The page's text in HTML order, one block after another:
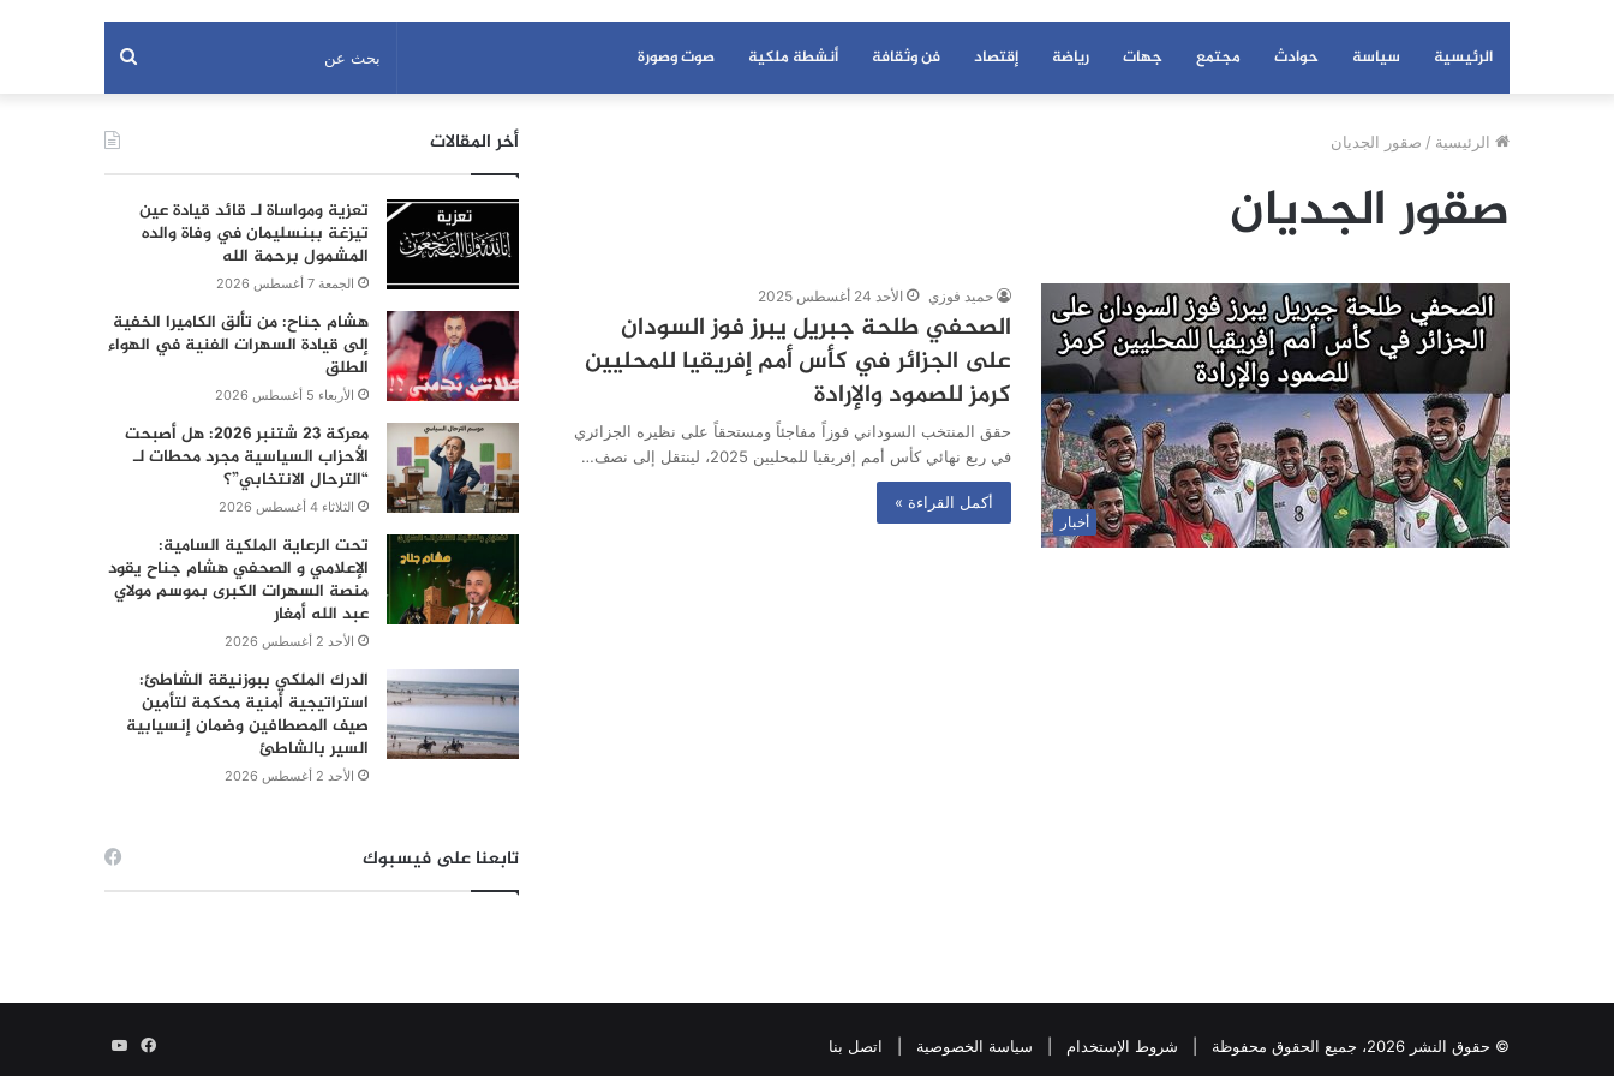
الرئيسية سياسة حوادث مجتمع جهات رياضة إقتصاد فن وثقافة أنشطة ملكية صوت وصورة بحث
عن
الرئيسية / صقور الجديان
صقور الجديان
أخبار
حميد فوزي الأحد 24 أغسطس 2025
الصحفي طلحة جبريل يبرز فوز السودان
على الجزائر في كأس أمم إفريقيا للمحليين
كرمز للصمود والإرادة
حقق المنتخب السوداني فوزاً مفاجئاً ومستحقاً على نظيره الجزائري
في ربع نهائي كأس أمم إفريقيا للمحليين 2025، لينتقل إلى نصف…
أكمل القراءة »
أخر المقالات
تعزية ومواساة لـ قائد قيادة عين
تيزغة ببنسليمان في وفاة والده
المشمول برحمة الله
الجمعة 7 أغسطس 2026
هشام جناح: من تألق الكاميرا الخفية
إلى قيادة السهرات الفنية في الهواء
الطلق
الأربعاء 5 أغسطس 2026
معركة 23 شتنبر 2026: هل أصبحت
الأحزاب السياسية مجرد محطات لـ
“الترحال الانتخابي”؟
الثلاثاء 4 أغسطس 2026
تحت الرعاية الملكية السامية:
الإعلامي و الصحفي هشام جناح يقود
منصة السهرات الكبرى بموسم مولاي
عبد الله أمغار
الأحد 2 أغسطس 2026
الدرك الملكي ببوزنيقة الشاطئ:
استراتيجية أمنية محكمة لتأمين
صيف المصطافين وضمان إنسيابية
السير بالشاطئ
الأحد 2 أغسطس 2026
تابعنا على فيسبوك
© حقوق النشر 2026، جميع الحقوق محفوظة | شروط الإستخدام سياسة الخصوصية اتصل بنا فيسبوكيوتيوب